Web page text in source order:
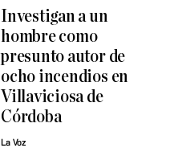
Investigan a un
hombre como
presunto autor de
ocho incendios en
Villaviciosa de
Córdoba
La Voz